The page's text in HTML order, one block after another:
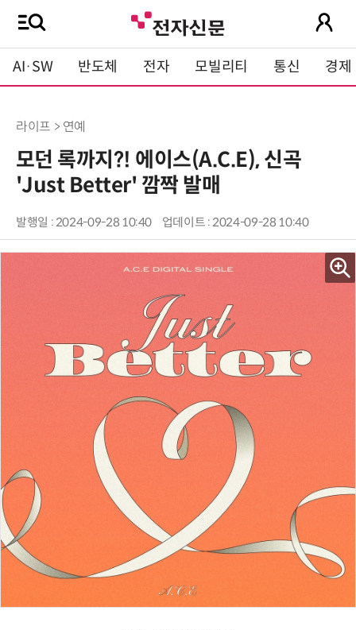
AI·SW 반도체 전자 모빌리티 통신 경제
라이프 > 연예
모던 록까지?! 에이스(A.C.E), 신곡
'Just Better' 깜짝 발매
발행일 : 2024-09-28 10:40 업데이트 : 2024-09-28 10:40